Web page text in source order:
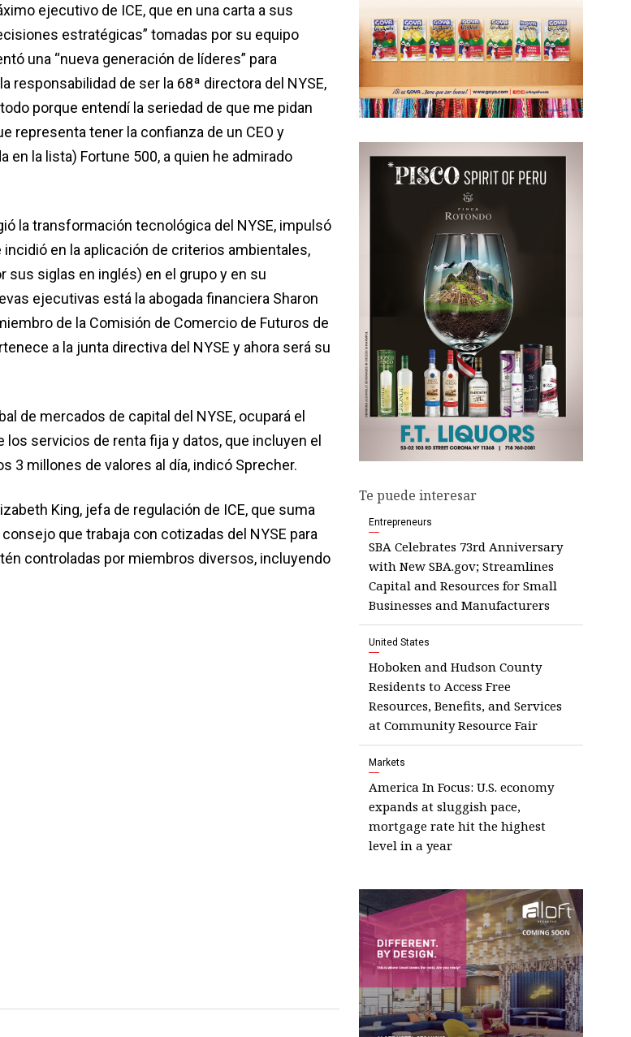
ejecutivo de ICE, que en una carta a sus
estratégicas” tomadas por su equipo
una “nueva generación de líderes” para
responsabilidad de ser la 68ª directora del NYSE,
porque entendí la seriedad de que me pidan
representa tener la confianza de un CEO y
en la lista) Fortune 500, a quien he admirado
la transformación tecnológica del NYSE, impulsó
en la aplicación de criterios ambientales,
sus siglas en inglés) en el grupo y en su
ejecutivas está la abogada financiera Sharon
de la Comisión de Comercio de Futuros de
a la junta directiva del NYSE y ahora será su
de mercados de capital del NYSE, ocupará el
los servicios de renta fija y datos, que incluyen el
3 millones de valores al día, indicó Sprecher.
King, jefa de regulación de ICE, que suma
que trabaja con cotizadas del NYSE para
controladas por miembros diversos, incluyendo
Te puede interesar
Entrepreneurs
SBA Celebrates 73rd Anniversary
with New SBA.gov; Streamlines
Capital and Resources for Small
Businesses and Manufacturers
United States
Hoboken and Hudson County
Residents to Access Free
Resources, Benefits, and Services
at Community Resource Fair
Markets
America In Focus: U.S. economy
expands at sluggish pace,
mortgage rate hit the highest
level in a year